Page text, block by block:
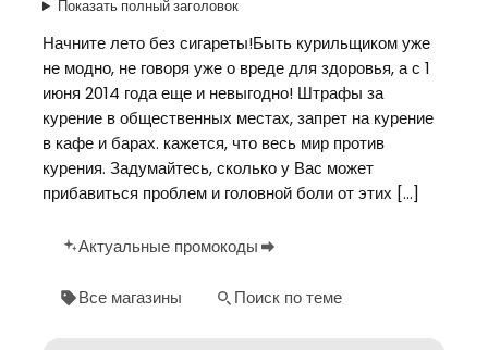
Показать полный заголовок
Начните лето без сигареты!Быть курильщиком уже
не модно, не говоря уже о вреде для здоровья, а с 1
июня 2014 года еще и невыгодно! Штрафы за
курение в общественных местах, запрет на курение
в кафе и барах. кажется, что весь мир против
курения. Задумайтесь, сколько у Вас может
прибавиться проблем и головной боли от этих […]
Актуальные промокоды
Все магазины Поиск по теме